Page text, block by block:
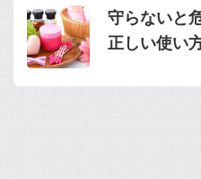
守らないと
正しい使い